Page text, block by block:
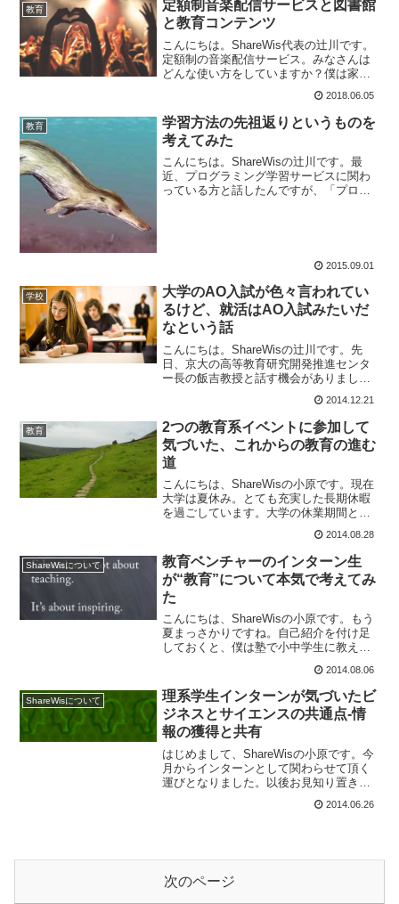
教育
定額制音楽配信サービスと図書館
と教育コンテンツ
こんにちは。ShareWis代表の辻川です。
定額制の音楽配信サービス。みなさんは
どんな使い方をしていますか？僕は家の
な作業をするときにイヤホンで音楽を聴
くことがあります。音楽配信サービスを
いろいろ使ってい...
2018.06.05
教育
学習方法の先祖返りというものを
考えてみた
こんにちは。ShareWisの辻川です。最
近、プログラミング学習サービスに関わ
っている方と話したんですが、「プログ
2015.09.01
学校
大学のAO入試が色々言われてい
るけど、就活はAO入試みたいだ
なという話
こんにちは。ShareWisの辻川です。先
日、京大の高等教育研究開発推進センタ
ー長の飯吉教授と話す機会がありました
GOEN Conference 2013: Reboot Open
Education で...
2014.12.21
教育
2つの教育系イベントに参加して
気づいた、これからの教育の進む
道
こんにちは、ShareWisの小原です。現在
大学は夏休み。とても充実した長期休暇
を過ごしています。大学の休業期間と言
っても、実態は研究室にも通う！インタ
ーンも継続！という状態で休暇中という
実感があまりありません。そうして慌た
だしい中でも、自...
2014.08.28
ShareWisについて
教育ベンチャーのインターン生
が“教育”について本気で考えてみ
た
こんにちは、ShareWisの小原です。もう
夏まっさかりですね。自己紹介を付け足
しておくと、僕は塾で小中学生に教えた
ら日常を営んできました。ShareWisでの
インターン然り、“教育”に何らかの形で関
わろ...
2014.08.06
ShareWisについて
理系学生インターンが気づいたビ
ジネスとサイエンスの共通点-情
報の獲得と共有
はじめまして、ShareWisの小原です。今
月からインターンとして関わらせて頂く
運びとなりました。以後お見知り置きを
ておくと、僕は普段は凡庸な理系学生と
2014.06.26
次のページ